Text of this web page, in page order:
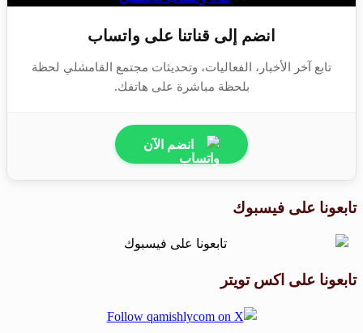
انضم إلى قناتنا على واتساب
تابع آخر الأخبار، الفعاليات، وتحديثات مجتمع القامشلي لحظة
بلحظة مباشرة على هاتفك.
انضم الآن
تابعونا على فيسبوك
تابعونا على اكس تويتر